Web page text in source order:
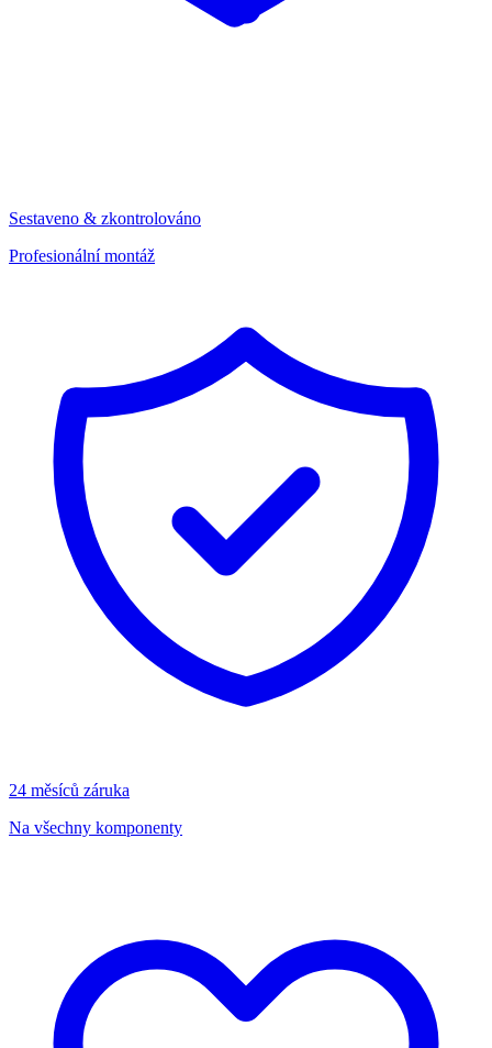
Sestaveno & zkontrolováno
Profesionální montáž
24 měsíců záruka
Na všechny komponenty